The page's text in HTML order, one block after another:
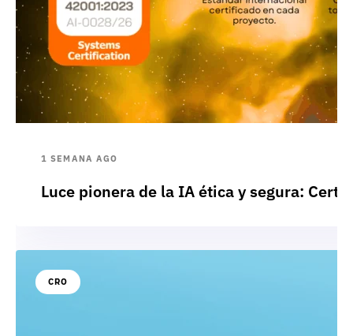
1 SEMANA AGO
Luce pionera de la IA ética y segura:
CRO